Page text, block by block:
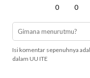
0 0
Isi komentar sepenuhnya
dalam UU ITE